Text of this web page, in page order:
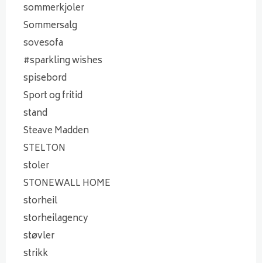
sommerkjoler
Sommersalg
sovesofa
#sparkling wishes
spisebord
Sport og fritid
stand
Steave Madden
STELTON
stoler
STONEWALL HOME
storheil
storheilagency
støvler
strikk